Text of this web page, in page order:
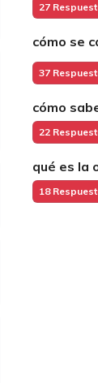
27
cómo se
37
cómo
22
qué es la
18